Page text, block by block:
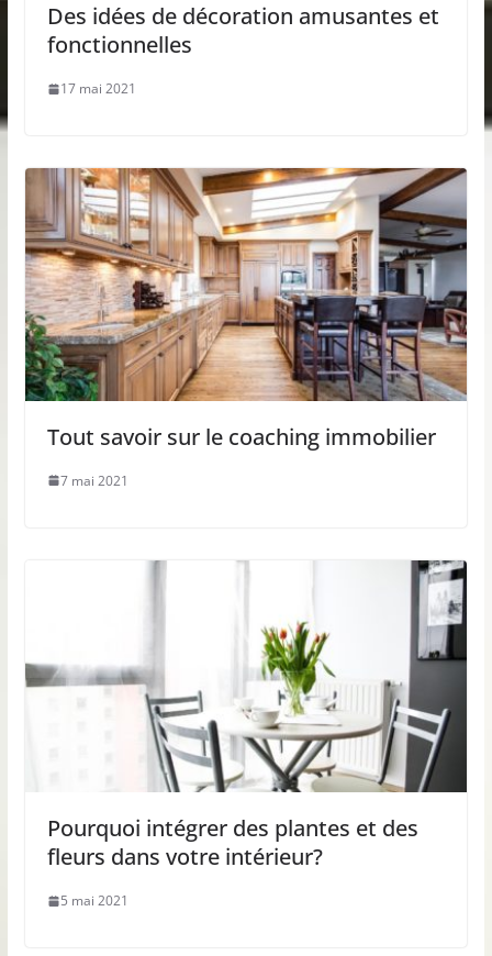
Des idées de décoration amusantes et
fonctionnelles
17 mai 2021
Tout savoir sur le coaching immobilier
7 mai 2021
Pourquoi intégrer des plantes et des
fleurs dans votre intérieur?
5 mai 2021